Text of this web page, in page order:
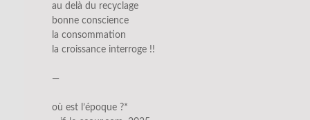
au delà du recyclage
bonne conscience
la consommation
la croissance interroge !!
—
où est l’époque ?*